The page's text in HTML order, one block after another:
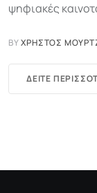
ψηφιακές
BYΧΡΉΣΤΟΣ
ΔΕΊΤΕ